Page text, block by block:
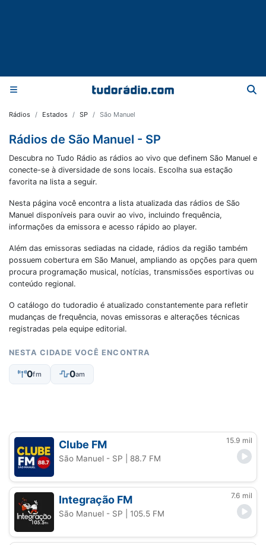
Rádios Estados SP São Manuel
Rádios de São Manuel - SP
Descubra no Tudo Rádio as rádios ao vivo que definem São Manuel e
conecte-se à diversidade de sons locais. Escolha sua estação
favorita na lista a seguir.
Nesta página você encontra a lista atualizada das rádios de São
Manuel disponíveis para ouvir ao vivo, incluindo frequência,
informações da emissora e acesso rápido ao player.
Além das emissoras sediadas na cidade, rádios da região também
possuem cobertura em São Manuel, ampliando as opções para quem
procura programação musical, notícias, transmissões esportivas ou
conteúdo regional.
O catálogo do tudoradio é atualizado constantemente para refletir
mudanças de frequência, novas emissoras e alterações técnicas
registradas pela equipe editorial.
NESTA CIDADE VOCÊ ENCONTRA
0fm 0am
Clube FM 15.9 mil
São Manuel - SP | 88.7 FM
Integração FM 7.6 mil
São Manuel - SP | 105.5 FM